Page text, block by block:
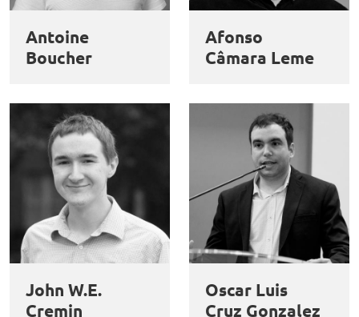
Antoine
Boucher
Afonso
Câmara Leme
John W.E.
Cremin
Oscar Luis
Cruz Gonzalez